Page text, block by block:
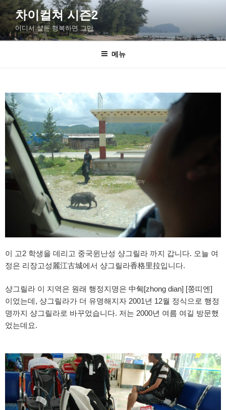
차이컬쳐 시즌2
어디서 살든 행복하면 그만
메뉴
이 고2 학생을 데리고 중국윈난성 샹그릴라 까지 갑니다. 오늘 여
정은 리장고성麗江古城에서 샹그릴라香格里拉입니다.
샹그릴라 이 지역은 원래 행정지명은 中甸[zhong dian] [쫑띠엔]
이었는데, 샹그릴라가 더 유명해지자 2001년 12월 정식으로 행정
명까지 샹그릴라로 바꾸었습니다. 저는 2000년 여름 여길 방문했
었는데요.